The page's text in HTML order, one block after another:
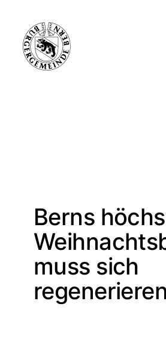
Berns
muss sich
regenerieren